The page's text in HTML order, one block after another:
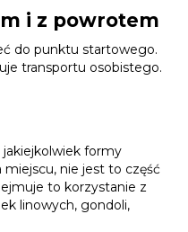
i z powrotem
do punktu startowego.
transportu osobistego.
formy
nie jest to część
to korzystanie z
linowych, gondoli,